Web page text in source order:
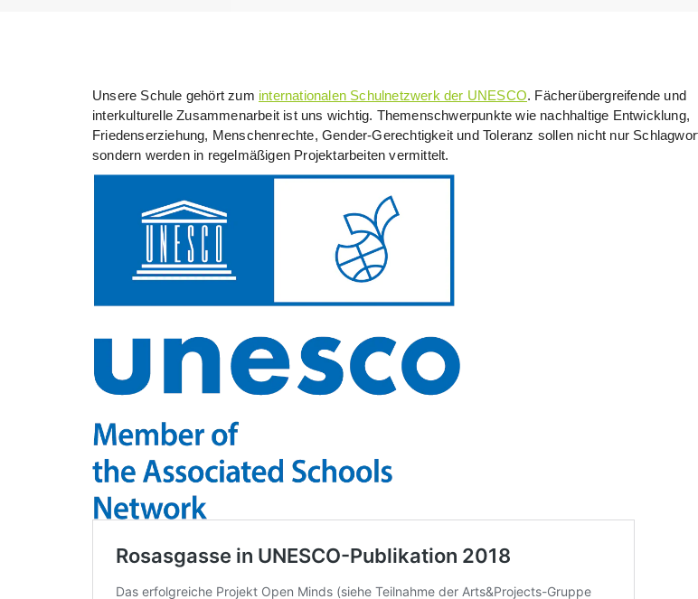
Unsere Schule gehört zum internationalen Schulnetzwerk der UNESCO. Fächerübergreifende und
interkulturelle Zusammenarbeit ist uns wichtig. Themenschwerpunkte wie nachhaltige Entwicklung,
Friedenserziehung, Menschenrechte, Gender-Gerechtigkeit und Toleranz sollen nicht nur
sondern werden in regelmäßigen Projektarbeiten vermittelt.